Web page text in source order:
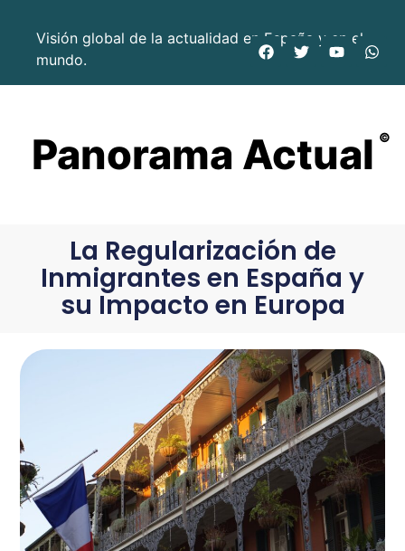
Visión global de la actualidad en España y en el
mundo.
Panorama Actual ©
La Regularización de
Inmigrantes en España y
su Impacto en Europa